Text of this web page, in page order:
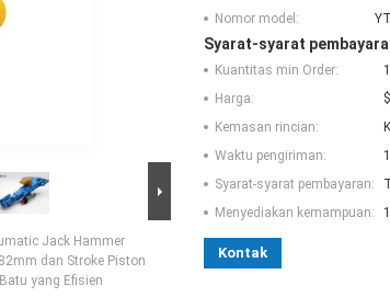
Jack Hammer
dan Stroke Piston
yang Efisien
Nomor model:
Syarat-syarat
Kuantitas min Order:
Harga:
Kemasan rincian:
Waktu pengiriman:
Syarat-syarat pembayaran:
Menyediakan kemampuan:
Kontak